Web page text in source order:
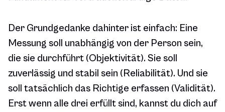
Der Grundgedanke dahinter ist einfach: Eine
Messung soll unabhängig von der Person sein,
die sie durchführt (Objektivität). Sie soll
zuverlässig und stabil sein (Reliabilität). Und sie
soll tatsächlich das Richtige erfassen (Validität).
Erst wenn alle drei erfüllt sind, kannst du dich auf